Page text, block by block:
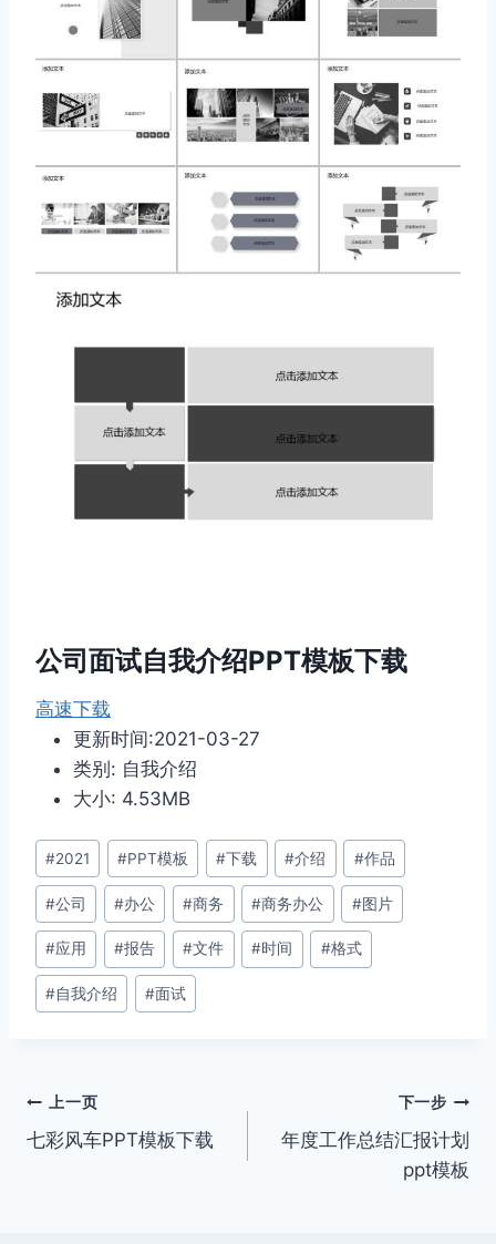
公司面试自我介绍PPT模板下载
高速下载
更新时间:2021-03-27
类别: 自我介绍
大小: 4.53MB
文
章
标
签：
#2021 #PPT模板 #下载 #介绍 #作品
#公司 #办公 #商务 #商务办公 #图片
#应用 #报告 #文件 #时间 #格式
#自我介绍 #面试
文
章
上一页
七彩风车PPT模板下载
下一步
年度工作总结汇报计划
ppt模板